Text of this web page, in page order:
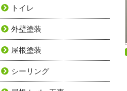
トイレ
外壁塗装
屋根塗装
シーリング